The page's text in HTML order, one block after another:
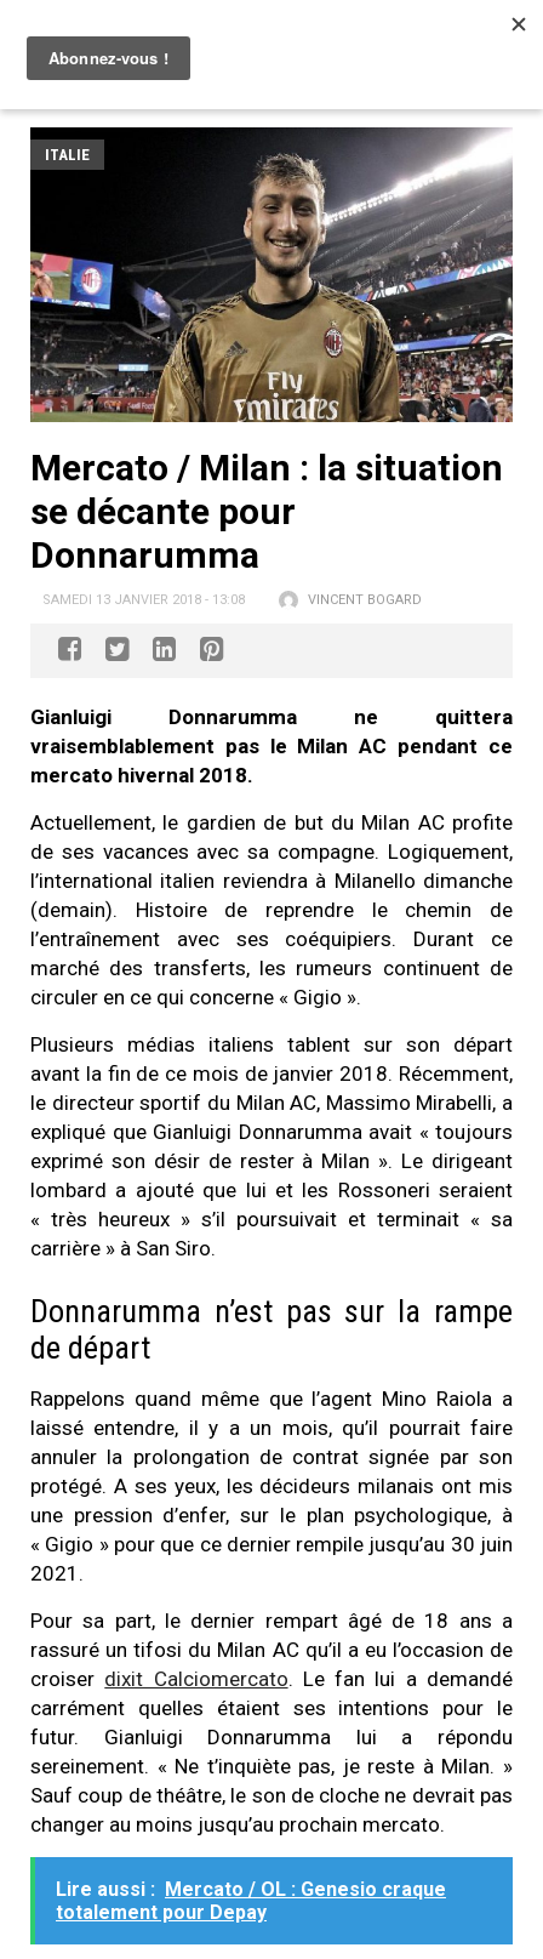
ITALIE
Mercato / Milan : la situation
se décante pour
Donnarumma
SAMEDI 13 JANVIER 2018 - 13:08 VINCENT BOGARD
Gianluigi Donnarumma ne quittera
vraisemblablement pas le Milan AC pendant ce
mercato hivernal 2018.
Actuellement, le gardien de but du Milan AC profite
de ses vacances avec sa compagne. Logiquement,
l’international italien reviendra à Milanello dimanche
(demain). Histoire de reprendre le chemin de
l’entraînement avec ses coéquipiers. Durant ce
marché des transferts, les rumeurs continuent de
circuler en ce qui concerne « Gigio ».
Plusieurs médias italiens tablent sur son départ
avant la fin de ce mois de janvier 2018. Récemment,
le directeur sportif du Milan AC, Massimo Mirabelli, a
expliqué que Gianluigi Donnarumma avait « toujours
exprimé son désir de rester à Milan ». Le dirigeant
lombard a ajouté que lui et les Rossoneri seraient
« très heureux » s’il poursuivait et terminait « sa
carrière » à San Siro.
Donnarumma n’est pas sur la rampe
de départ
Rappelons quand même que l’agent Mino Raiola a
laissé entendre, il y a un mois, qu’il pourrait faire
annuler la prolongation de contrat signée par son
protégé. A ses yeux, les décideurs milanais ont mis
une pression d’enfer, sur le plan psychologique, à
« Gigio » pour que ce dernier rempile jusqu’au 30 juin
2021.
Pour sa part, le dernier rempart âgé de 18 ans a
rassuré un tifosi du Milan AC qu’il a eu l’occasion de
croiser dixit Calciomercato. Le fan lui a demandé
carrément quelles étaient ses intentions pour le
futur. Gianluigi Donnarumma lui a répondu
sereinement. « Ne t’inquiète pas, je reste à Milan. »
Sauf coup de théâtre, le son de cloche ne devrait pas
changer au moins jusqu’au prochain mercato.
Lire aussi :
Mercato / OL : Genesio craque
totalement pour Depay